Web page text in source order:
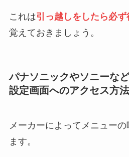
これは引っ越しをしたら必
覚えておきましょう。
パナソニックやソニーな
設定画面へのアクセス方法
メーカーによってメニュー
ます。